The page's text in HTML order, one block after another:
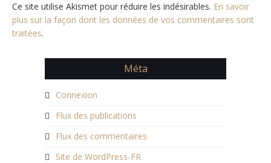
Ce site utilise Akismet pour réduire les indésirables. En savoir
plus sur la façon dont les données de vos commentaires sont
traitées.
Méta
Connexion
Flux des publications
Flux des commentaires
Site de WordPress-FR